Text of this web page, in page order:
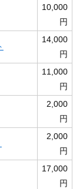
10,000
円
14,000
円
11,000
円
2,000
円
2,000
円
17,000
円